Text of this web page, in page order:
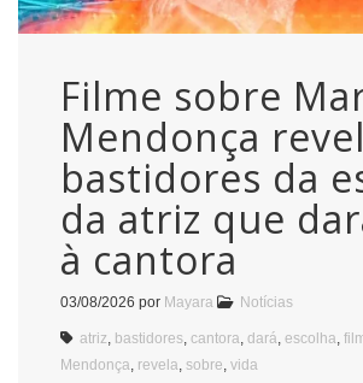
Filme sobre
Mendonça
bastidores da
da atriz que
à cantora
03/08/2026 por Mayara Notícias
atriz bastidores cantora dará escolha
Mendonça revela sobre vida